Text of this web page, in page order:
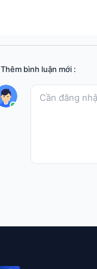
Thêm bình luận mới :